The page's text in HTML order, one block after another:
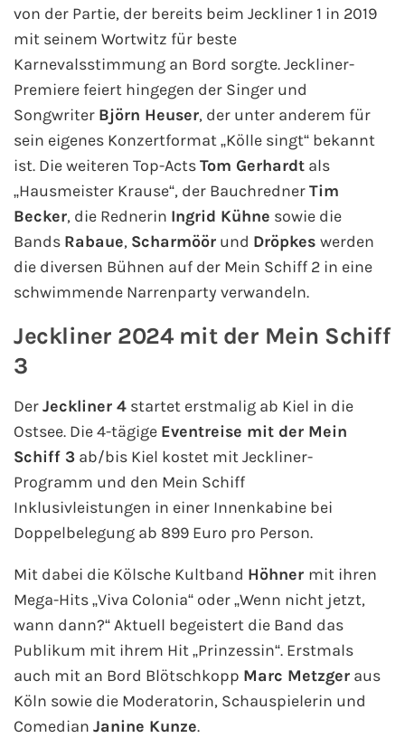
Mein Schiff Transreisen
Mein Schiff Ostsee
Mein Schiff Asien
Mittelmeer-Kreuzfahrt
Kanaren-Kreuzfahrt
Karibik-Kreuzfahrt
Ostsee-Kreuzfahrt
Westeuropa-Kreuzfahrt
Orient-Kreuzfahrt
Weltreise-Kreuzfahrt
Reedereien
AIDA Cruises
TUI Cruises
MSC Kreuzfahrten
Costa Kreuzfahrten
von der Partie, der bereits beim Jeckliner 1 in 2019
mit seinem Wortwitz für beste
Karnevalsstimmung an Bord sorgte. Jeckliner-
Premiere feiert hingegen der Singer und
Songwriter Björn Heuser, der unter anderem für
sein eigenes Konzertformat „Kölle singt“ bekannt
ist. Die weiteren Top-ActsTom Gerhardt als
„Hausmeister Krause“, der BauchrednerTim
Becker, die Rednerin Ingrid Kühne sowie die
Bands Rabaue, Scharmöör und Dröpkes werden
die diversen Bühnen auf der Mein Schiff 2 in eine
schwimmende Narrenparty verwandeln.
Jeckliner 2024 mit der Mein Schiff
3
DerJeckliner 4 startet erstmalig ab Kiel in die
Ostsee. Die 4-tägige Eventreise mit der Mein
Schiff 3 ab/bis Kiel kostet mit Jeckliner-
Programm und den Mein Schiff
Inklusivleistungen in einer Innenkabine bei
Doppelbelegung ab 899 Euro pro Person.
Mit dabei die Kölsche Kultband Höhner mit ihren
Mega-Hits „Viva Colonia“ oder „Wenn nicht jetzt,
wann dann?“ Aktuell begeistert die Band das
Publikum mit ihrem Hit „Prinzessin“. Erstmals
auch mit an Bord Blötschkopp Marc Metzger aus
Köln sowie die Moderatorin, Schauspielerin und
Comedian Janine Kunze.